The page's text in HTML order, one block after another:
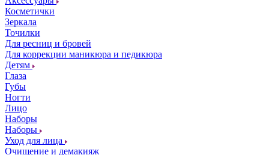
Косметички
Зеркала
Точилки
Для ресниц и бровей
Для коррекции маникюра и педикюра
Детям
Глаза
Губы
Ногти
Лицо
Наборы
Наборы
Уход для лица
Очищение и демакияж